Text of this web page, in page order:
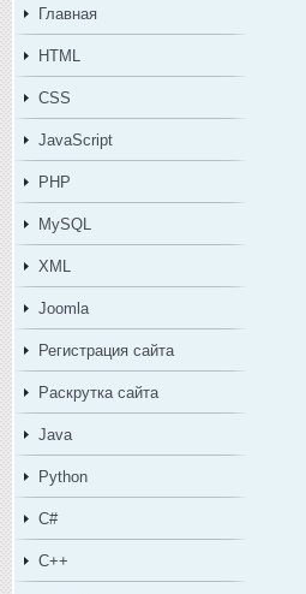
Главная
HTML
CSS
JavaScript
PHP
MySQL
XML
Joomla
Регистрация сайта
Раскрутка сайта
Java
Python
C#
C++